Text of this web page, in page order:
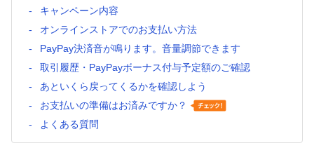
キャンペーン内容
オンラインストアでのお支払い方法
PayPay決済音が鳴ります。音量調節できます
取引履歴・PayPayボーナス付与予定額のご確認
あといくら戻ってくるかを確認しよう
お支払いの準備はお済みですか？
よくある質問